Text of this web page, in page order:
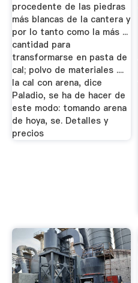
procedente de las piedras
más blancas de la cantera y
por lo tanto como la más ...
cantidad para
transformarse en pasta de
cal; polvo de materiales ....
la cal con arena, dice
Paladio, se ha de hacer de
este modo: tomando arena
de hoya, se. Detalles y
precios